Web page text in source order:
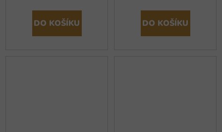
DO KOŠÍKU DO KOŠÍKU